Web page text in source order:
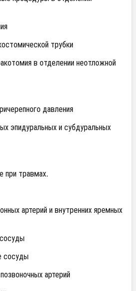
трубки
в отделении неотложной
давления
эпидуральных и субдуральных
при травмах.
артерий и внутренних яремных
сосуды
артерий